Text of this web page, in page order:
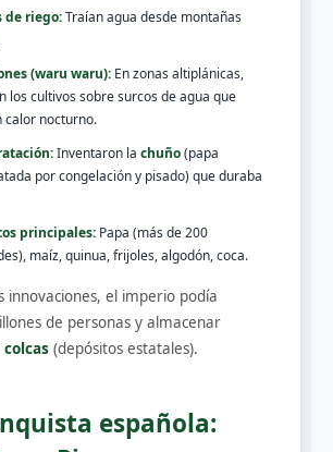
de riego:Traían agua desde montañas
(waru waru): En zonas altiplánicas,
los cultivos sobre surcos de agua que
calor nocturno.
Inventaron la chuño(papa
por congelación y pisado) que duraba
principales: Papa (más de 200
maíz, quinua, frijoles, algodón, coca.
innovaciones, el imperio podía
de personas y almacenar
colcas (depósitos estatales).
española: